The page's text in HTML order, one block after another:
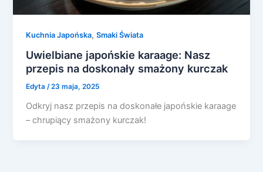
Kuchnia Japońska,Smaki Świata
Uwielbiane japońskie karaage: Nasz
przepis na doskonały smażony kurczak
Edyta/23 maja, 2025
Odkryj nasz przepis na doskonałe japońskie karaage
– chrupiący smażony kurczak!